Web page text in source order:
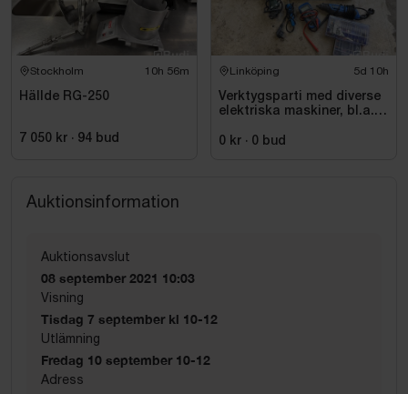
Stockholm 10h 56m
Hällde RG-250
7 050 kr · 94 bud
Linköping 5d 10h
Verktygsparti med diverse
elektriska maskiner, bl.a.
0 kr · 0 bud
Auktionsinformation
Auktionsavslut
08 september 2021 10:03
Visning
Tisdag 7 september kl 10-12
Utlämning
Fredag 10 september 10-12
Adress